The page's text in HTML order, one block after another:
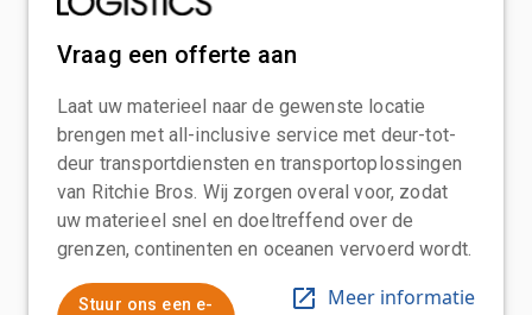
Vraag een offerte aan
Laat uw materieel naar de gewenste locatie
brengen met all-inclusive service met deur-tot-
deur transportdiensten en transportoplossingen
van Ritchie Bros. Wij zorgen overal voor, zodat
uw materieel snel en doeltreffend over de
grenzen, continenten en oceanen vervoerd wordt.
Stuur ons een e-
Meer informatie